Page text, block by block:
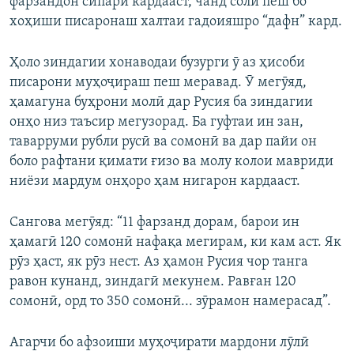
хоҳиши писаронаш халтаи гадоияшро “дафн” кард.
Ҳоло зиндагии хонаводаи бузурги ӯ аз ҳисоби
писарони муҳоҷираш пеш меравад. Ӯ мегӯяд,
ҳамагуна буҳрони молӣ дар Русия ба зиндагии
онҳо низ таъсир мегузорад. Ба гуфтаи ин зан,
таварруми рубли русӣ ва сомонӣ ва дар пайи он
боло рафтани қимати ғизо ва молу колои мавриди
ниёзи мардум онҳоро ҳам нигарон кардааст.
Сангова мегӯяд: “11 фарзанд дорам, барои ин
ҳамагӣ 120 сомонӣ нафақа мегирам, ки кам аст. Як
рӯз ҳаст, як рӯз нест. Аз ҳамон Русия чор танга
равон кунанд, зиндагӣ мекунем. Равған 120
сомонӣ, орд то 350 сомонӣ... зӯрамон намерасад”.
Агарчи бо афзоиши муҳоҷирати мардони лӯлӣ